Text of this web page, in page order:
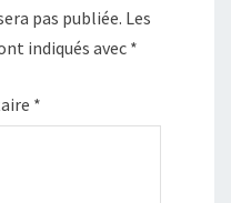
pas publiée. Les
indiqués avec *
*